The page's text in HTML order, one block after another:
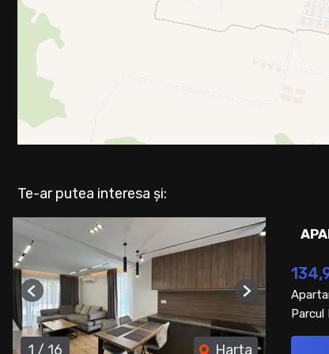
Te-ar putea interesa și:
1 / 16 Harta
Previous Next
Parcul